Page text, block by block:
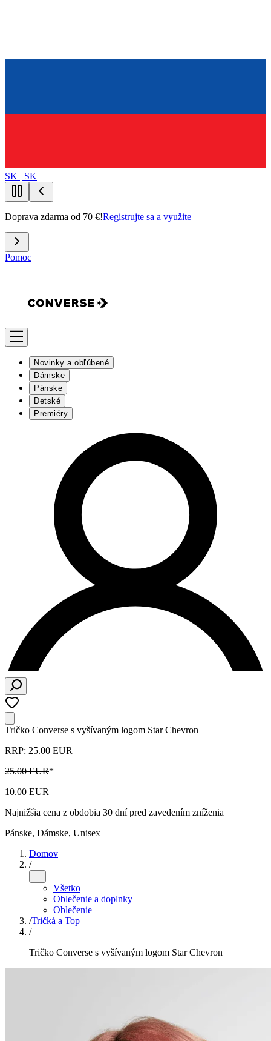
SK | SK
Doprava zdarma od 70 €!Registrujte sa a využite
Pomoc
Novinky a obľúbené
Dámske
Pánske
Detské
Premiéry
Tričko Converse s vyšívaným logom Star Chevron
RRP: 25.00 EUR
25.00 EUR*
10.00 EUR
Najnižšia cena z obdobia 30 dní pred zavedením zníženia
Pánske, Dámske, Unisex
Domov
/
...
Všetko
Oblečenie a doplnky
Oblečenie
/Tričká a Top
/
Tričko Converse s vyšívaným logom Star Chevron